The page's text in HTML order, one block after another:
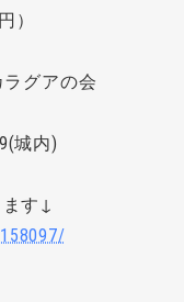
）
グアの会
城内)
す↓